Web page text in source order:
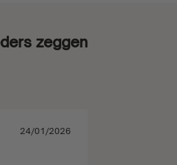
zeggen
24/01/2026